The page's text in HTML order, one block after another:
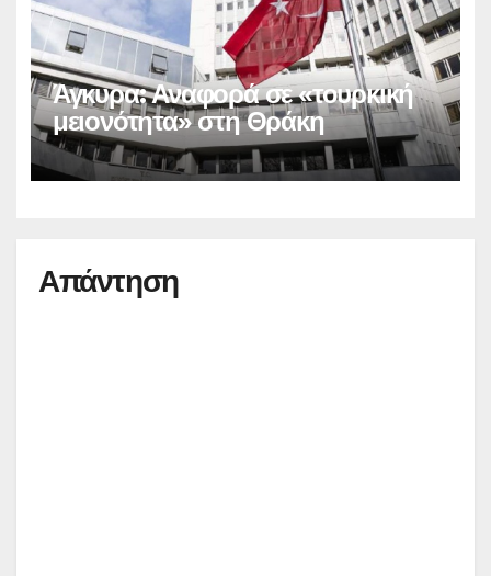
Άγκυρα: Αναφορά σε «τουρκική
μειονότητα» στη Θράκη
Απάντηση